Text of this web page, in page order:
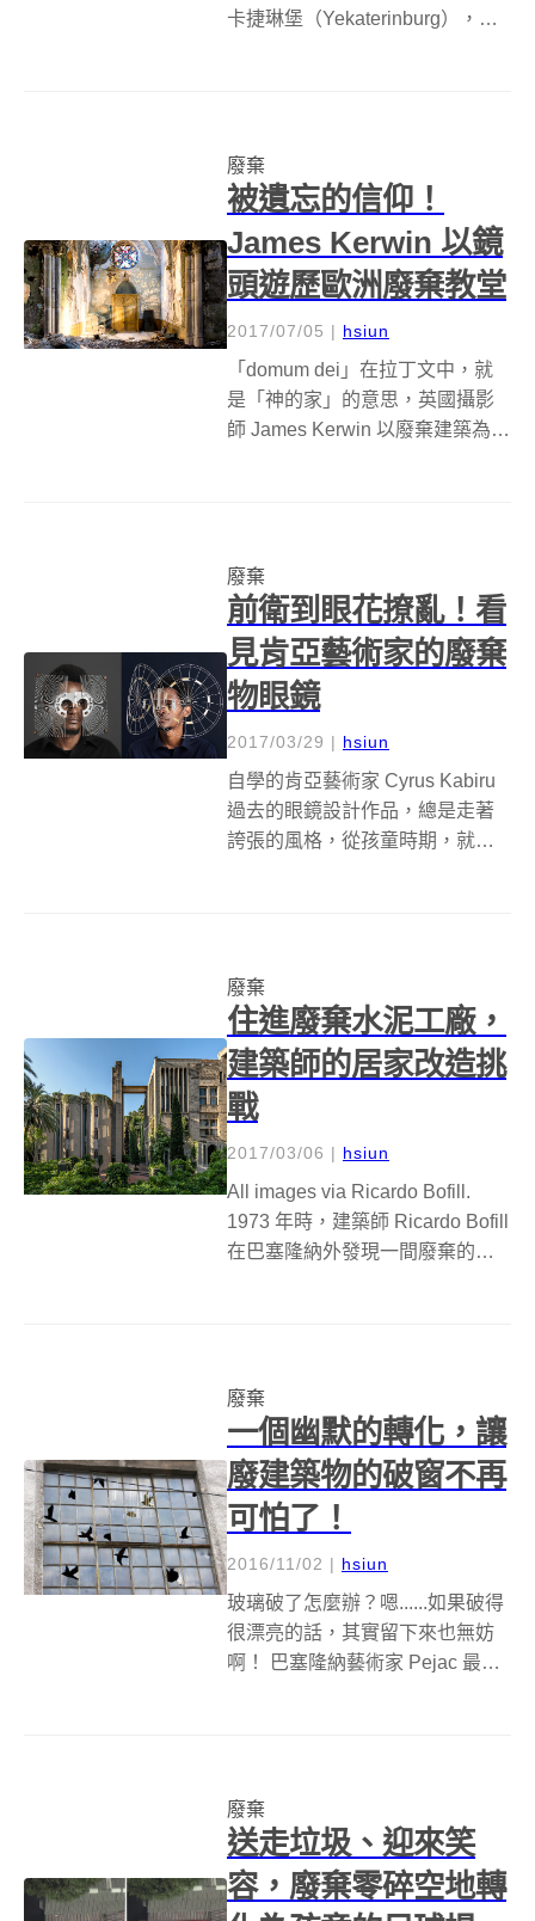
卡捷琳堡（Yekaterinburg），有
年開始興建，原本預計...
廢棄
被遺忘的信仰！
James Kerwin 以鏡
頭遊歷歐洲廢棄教堂
2017/07/05 | hsiun
「domum dei」在拉丁文中，就
是「神的家」的意思，英國攝影
師 James Kerwin 以廢棄建築為主
捉入鏡，拍攝...
廢棄
前衛到眼花撩亂！看
見肯亞藝術家的廢棄
物眼鏡
2017/03/29 | hsiun
自學的肯亞藝術家 Cyrus Kabiru
過去的眼鏡設計作品，總是走著
誇張的風格，從孩童時期，就開
洲...
廢棄
住進廢棄水泥工廠，
建築師的居家改造挑
戰
2017/03/06 | hsiun
All images via Ricardo Bofill.
1973 年時，建築師 Ricardo Bofill
在巴塞隆納外發現一間廢棄的水
廢棄
一個幽默的轉化，讓
廢建築物的破窗不再
可怕了！
2016/11/02 | hsiun
玻璃破了怎麼辦？嗯......如果破得
很漂亮的話，其實留下來也無妨
啊！ 巴塞隆納藝術家 Pejac 最近
廢棄
送走垃圾、迎來笑
容，廢棄零碎空地轉